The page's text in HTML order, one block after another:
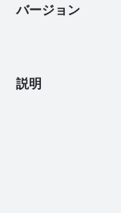
バージョン
説明